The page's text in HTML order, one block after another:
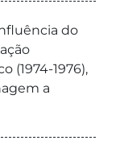
do
(1974-1976),
a